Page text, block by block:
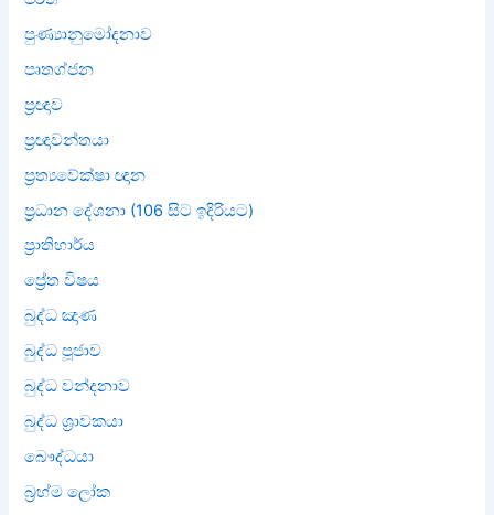
පුණ්‍යානුමෝදනාව
පෘතග්ජන
ප්‍රඥාව
ප්‍රඥාවන්තයා
ප්‍රත්‍යවේක්ෂා ඥාන
ප්‍රධාන දේශනා (106 සිට ඉදිරියට)
ප්‍රාතිහාර්ය
ප්‍රේත විෂය
බුද්ධ ඤාණ
බුද්ධ පූජාව
බුද්ධ වන්දනාව
බුද්ධ ශ්‍රාවකයා
බෞද්ධයා
බ්‍රහ්ම ලෝක